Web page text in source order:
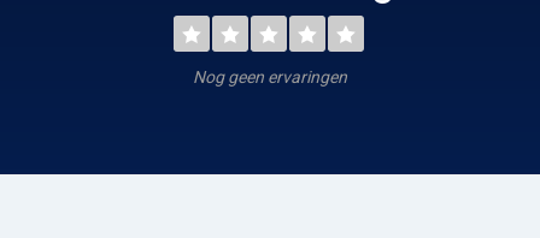
Nog geen ervaringen